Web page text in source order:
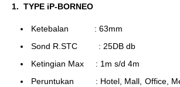
1. TYPE iP-BORNEO
Ketebalan : 63mm
Sond R.STC : 25DB db
Ketingian Max : 1m s/d 4m
Peruntukan : Hotel, Mall, Office,